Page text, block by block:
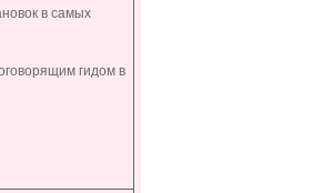
в самых
гидом в